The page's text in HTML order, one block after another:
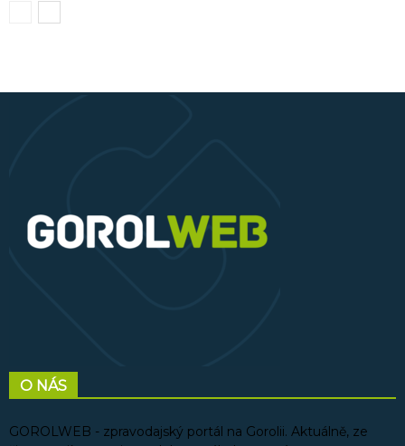
O NÁS
GOROLWEB - zpravodajský portál na Gorolii. Aktuálně, ze